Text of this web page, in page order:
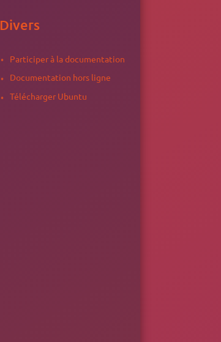
Divers
Participer à la documentation
Documentation hors ligne
Télécharger Ubuntu